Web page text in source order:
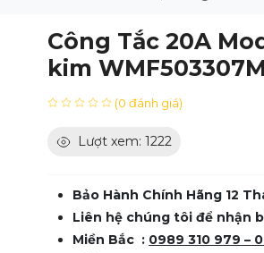
Công Tắc 20A
kim
(0 đánh giá)
Lượt xem: 1222
Bảo Hành Chính Hãng 12
Liên hệ chúng tôi để nhận
Miền Bắc : 0989 310 979 –